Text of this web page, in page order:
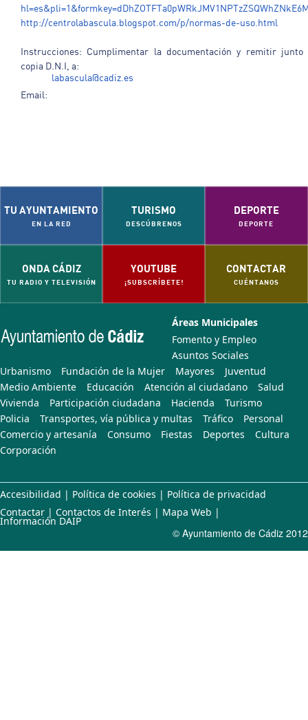
http://centrolabascula.blogspot.com/p/normas-de-uso.html
Instrucciones: Cumplimentar la documentación y remitir junto
copia D.N.I, a:
Email:
labascula@cadiz.es
TU AYUNTAMIENTO
EN LA RED
TURISMO
DESCÚBRENOS
DEPORTE
DEPORTE
ONDA CÁDIZ
TU RADIO Y TELEVISIÓN
YOUTUBE
¡SUBSCRÍBETE!
CONTACTAR
CUÉNTANOS
Áreas Municipales
Fomento y Empleo
Asuntos Sociales
Urbanismo
Fundación de la Mujer Mayores
Juventud
Medio Ambiente
Educación Atención al ciudadano
Salud
Vivienda
Participación ciudadana Hacienda
Turismo
Policia
Transportes, vía pública y multas Tráfico
Personal
Comercio y artesanía
Consumo Fiestas Deportes
Cultura
Corporación
Accesibilidad | Política de cookies | Política de privacidad
Contactar | Contactos de Interés | Mapa Web |
Información DAIP
© Ayuntamiento de Cádiz 2012